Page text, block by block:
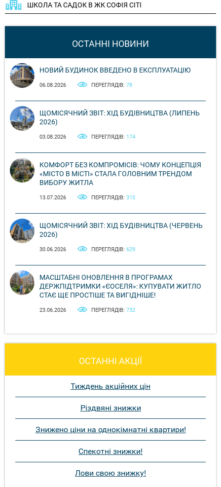
ШКОЛА ТА САДОК В ЖК СОФІЯ СІТІ
ОСТАННІ НОВИНИ
НОВИЙ БУДИНОК ВВЕДЕНО В ЕКСПЛУАТАЦІЮ
06.08.2026 ПЕРЕГЛЯДІВ: 78
ЩОМІСЯЧНИЙ ЗВІТ: ХІД БУДІВНИЦТВА (ЛИПЕНЬ
2026)
03.08.2026 ПЕРЕГЛЯДІВ: 174
КОМФОРТ БЕЗ КОМПРОМІСІВ: ЧОМУ КОНЦЕПЦІЯ
«МІСТО В МІСТІ» СТАЛА ГОЛОВНИМ ТРЕНДОМ
ВИБОРУ ЖИТЛА
13.07.2026 ПЕРЕГЛЯДІВ: 315
ЩОМІСЯЧНИЙ ЗВІТ: ХІД БУДІВНИЦТВА (ЧЕРВЕНЬ
2026)
30.06.2026 ПЕРЕГЛЯДІВ: 629
МАСШТАБНІ ОНОВЛЕННЯ В ПРОГРАМАХ
ДЕРЖПІДТРИМКИ «ЄОСЕЛЯ»: КУПУВАТИ ЖИТЛО
СТАЄ ЩЕ ПРОСТІШЕ ТА ВИГІДНІШЕ!
23.06.2026 ПЕРЕГЛЯДІВ: 732
ОСТАННІ АКЦІЇ
Тиждень акційних цін
Різдвяні знижки
Знижено ціни на однокімнатні квартири!
Спекотні знижки!
Лови свою знижку!